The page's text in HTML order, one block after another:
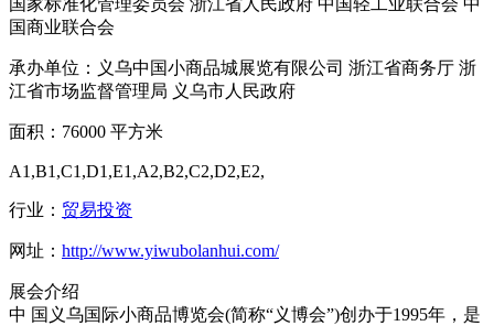
国家标准化管理委员会 浙江省人民政府 中国轻工业联合会 中
国商业联合会
承办单位：义乌中国小商品城展览有限公司 浙江省商务厅 浙
江省市场监督管理局 义乌市人民政府
面积：76000 平方米
A1,B1,C1,D1,E1,A2,B2,C2,D2,E2,
行业： 贸易投资
网址： http://www.yiwubolanhui.com/
展会介绍
中 国义乌国际小商品博览会(简称“义博会”)创办于1995年，是